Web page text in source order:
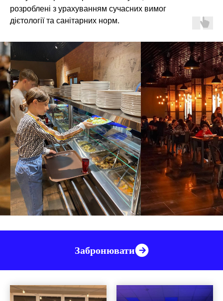
розроблені з урахуванням сучасних вимог
дієтології та санітарних норм.
Забронювати